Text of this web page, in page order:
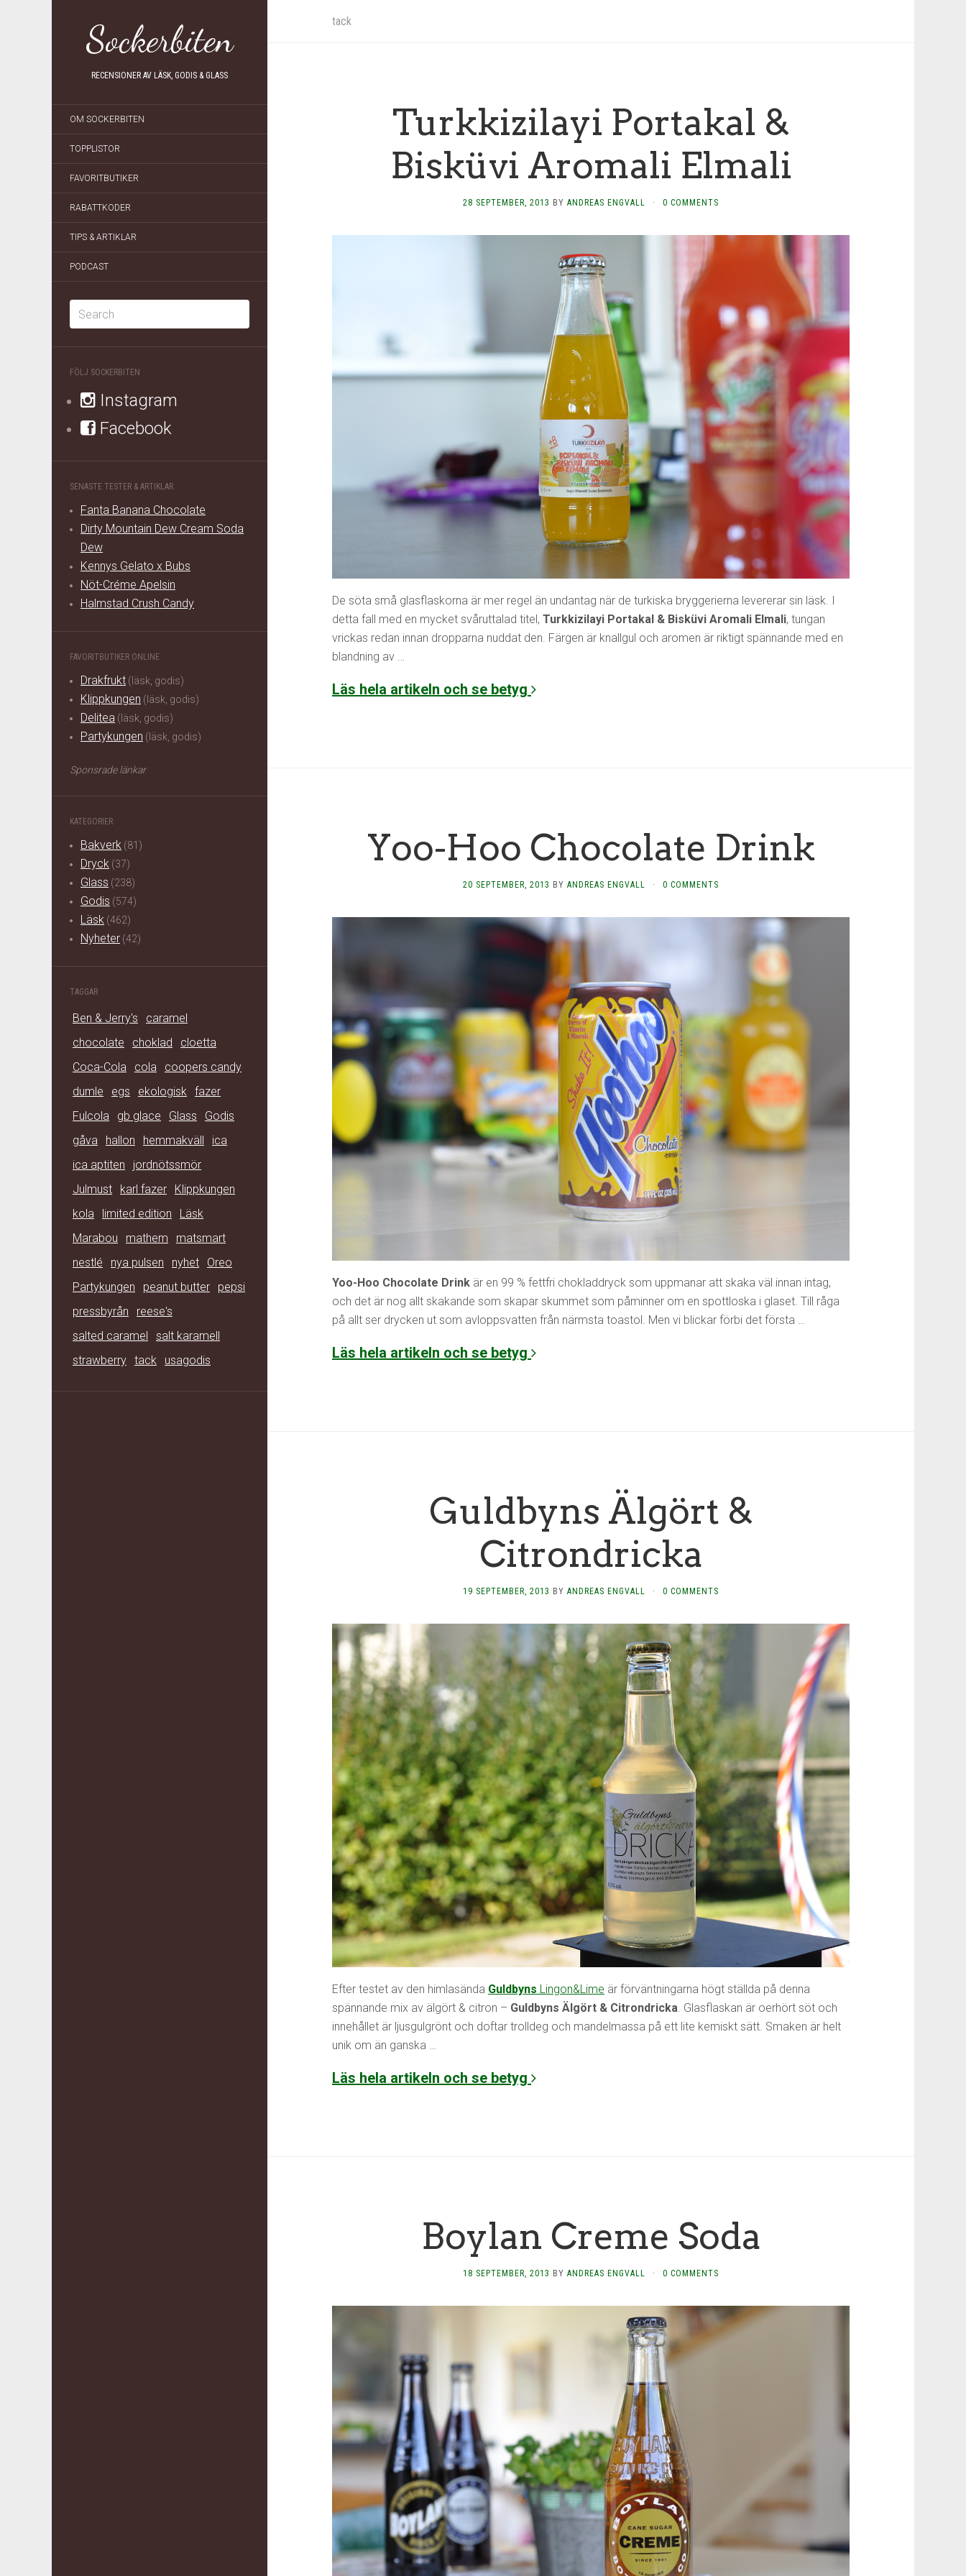
Sockerbiten
RECENSIONER AV LÄSK, GODIS & GLASS
OM SOCKERBITEN
TOPPLISTOR
FAVORITBUTIKER
RABATTKODER
TIPS & ARTIKLAR
PODCAST
FÖLJ SOCKERBITEN
Instagram
Facebook
SENASTE TESTER & ARTIKLAR
Fanta Banana Chocolate
Dirty Mountain Dew Cream Soda
Dew
Kennys Gelato x Bubs
Nöt-Créme Apelsin
Halmstad Crush Candy
FAVORITBUTIKER ONLINE
Drakfrukt (läsk, godis)
Klippkungen (läsk, godis)
Delitea (läsk, godis)
Partykungen (läsk, godis)
Sponsrade länkar
KATEGORIER
Bakverk (81)
Dryck (37)
Glass (238)
Godis (574)
Läsk (462)
Nyheter (42)
TAGGAR
Ben & Jerry's
caramel
chocolate
choklad
cloetta
Coca-Cola
cola
coopers candy
dumle
egs ekologisk fazer
Fulcola
gb glace Glass
Godis
gåva
hallon hemmakväll
ica
ica aptiten
jordnötssmör
Julmust
karl fazer
Klippkungen
kola
limited edition
Läsk
Marabou
mathem
matsmart
nestlé
nya pulsen nyhet
Oreo
Partykungen
peanut butter
pepsi
pressbyrån
reese's
salted caramel
salt karamell
strawberry tack usagodis
tack
Turkkizilayi Portakal &
Bisküvi Aromali Elmali
28 SEPTEMBER, 2013 BY ANDREAS ENGVALL · 0 COMMENTS
De söta små glasflaskorna är mer regel än undantag när de turkiska bryggerierna levererar sin läsk. I
detta fall med en mycket svåruttalad titel, Turkkizilayi Portakal & Bisküvi Aromali Elmali, tungan
vrickas redan innan dropparna nuddat den. Färgen är knallgul och aromen är riktigt spännande med en
blandning av …
Läs hela artikeln och se betyg
Yoo-Hoo Chocolate Drink
20 SEPTEMBER, 2013 BY ANDREAS ENGVALL · 0 COMMENTS
Yoo-Hoo Chocolate Drink är en 99 % fettfri chokladdryck som uppmanar att skaka väl innan intag,
och det är nog allt skakande som skapar skummet som påminner om en spottloska i glaset. Till råga
på allt ser drycken ut som avloppsvatten från närmsta toastol. Men vi blickar förbi det första …
Läs hela artikeln och se betyg
Guldbyns Älgört &
Citrondricka
19 SEPTEMBER, 2013 BY ANDREAS ENGVALL · 0 COMMENTS
Efter testet av den himlasända Guldbyns Lingon&Lime är förväntningarna högt ställda på denna
spännande mix av älgört & citron – Guldbyns Älgört & Citrondricka. Glasflaskan är oerhört söt och
innehållet är ljusgulgrönt och doftar trolldeg och mandelmassa på ett lite kemiskt sätt. Smaken är helt
unik om än ganska …
Läs hela artikeln och se betyg
Boylan Creme Soda
18 SEPTEMBER, 2013 BY ANDREAS ENGVALL · 0 COMMENTS